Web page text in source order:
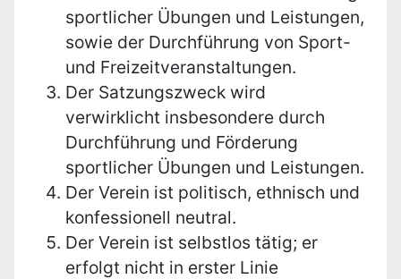
sportlicher Übungen und Leistungen,
sowie der Durchführung von Sport-
und Freizeitveranstaltungen.
Der Satzungszweck wird
verwirklicht insbesondere durch
Durchführung und Förderung
sportlicher Übungen und Leistungen.
Der Verein ist politisch, ethnisch und
konfessionell neutral.
Der Verein ist selbstlos tätig; er
erfolgt nicht in erster Linie